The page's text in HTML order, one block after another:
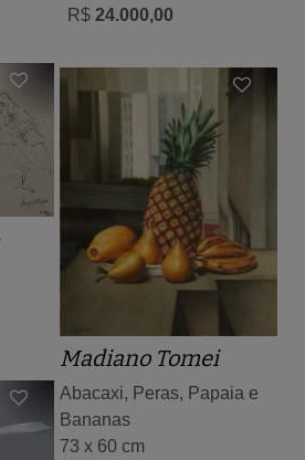
R$ 24.000,00
Madiano Tomei
Abacaxi, Peras, Papaia e
Bananas
73 x 60 cm